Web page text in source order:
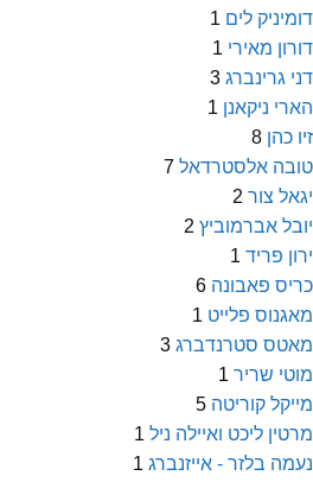
דומיניק לים 1
דורון מאירי 1
דני גרינברג 3
הארי ניקאנן 1
זיו כהן 8
טובה אלסטרדאל 7
יגאל צור 2
יובל אברמוביץ 2
ירון פריד 1
כריס פאבונה 6
מאגנוס פלייט 1
מאטס סטרנדברג 3
מוטי שריר 1
מייקל קוריטה 5
מרטין ליכט ואיילה ניל 1
נעמה בלזר - אייזנברג 1